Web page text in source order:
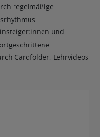
regelmäßige
und
Cardfolder, Lehrvideos